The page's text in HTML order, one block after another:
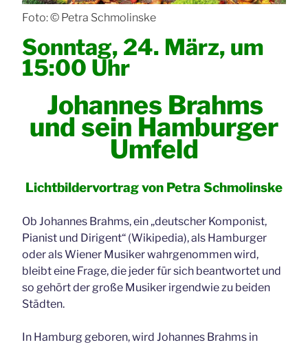
Foto: © Petra Schmolinske
Sonntag, 24. März, um
15:00 Uhr
Johannes Brahms
und sein Hamburger
Umfeld
Lichtbildervortrag von Petra Schmolinske
Ob Johannes Brahms, ein „deutscher Komponist,
Pianist und Dirigent“ (Wikipedia), als Hamburger
oder als Wiener Musiker wahrgenommen wird,
bleibt eine Frage, die jeder für sich beantwortet und
so gehört der große Musiker irgendwie zu beiden
Städten.
In Hamburg geboren, wird Johannes Brahms in